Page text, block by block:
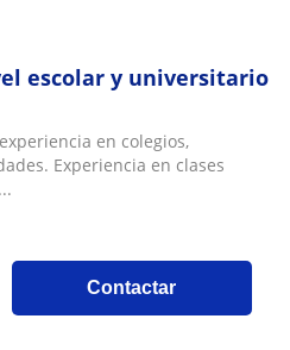
escolar y universitario
en colegios,
Experiencia en clases
Contactar